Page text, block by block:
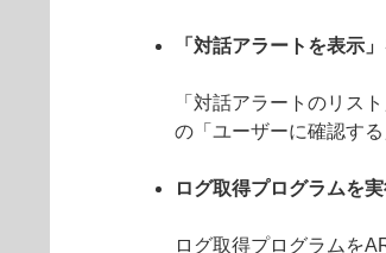
「対話アラートを表示
「対話アラートのリス
の「ユーザーに確認す
ログ取得プログラムを
ログ取得プログラムを